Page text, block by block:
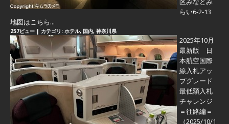
らい6-2-13
地図はこちら...
257ビュー | カテゴリ: ホテル, 国内, 神奈川県
2025年10月
最新版 日
本航空国際
線入札アッ
プグレード
最低額入札
チャレンジ
＝往路編＝
（2025/10/1